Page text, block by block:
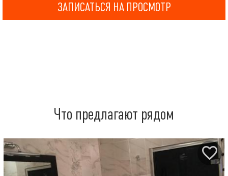
ЗАПИСАТЬСЯ НА ПРОСМОТР
Что предлагают рядом